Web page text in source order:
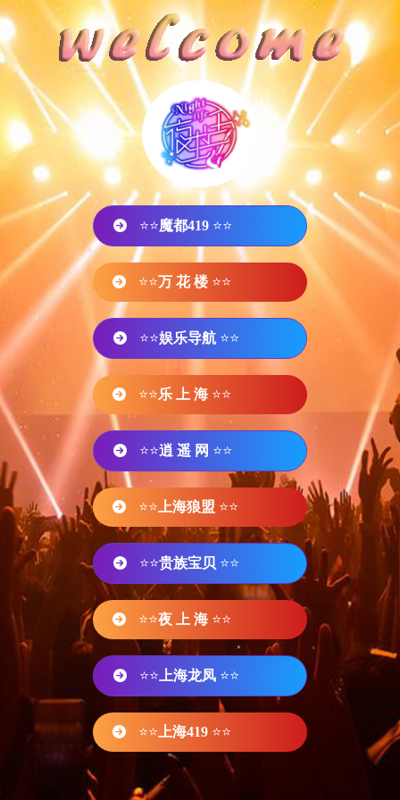
⭐⭐魔都419 ⭐⭐
⭐⭐万 花 楼 ⭐⭐
⭐⭐娱乐导航 ⭐⭐
⭐⭐乐 上 海 ⭐⭐
⭐⭐逍 遥 网 ⭐⭐
⭐⭐ 上海狼盟 ⭐⭐
⭐⭐贵族宝贝 ⭐⭐
⭐⭐夜 上 海 ⭐⭐
⭐⭐ 上海龙凤 ⭐⭐
⭐⭐ 上海419 ⭐⭐